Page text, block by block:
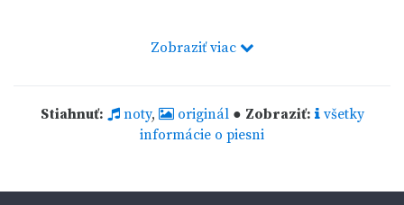
Zobraziť viac
Stiahnuť: noty, originál● Zobraziť: všetky
informácie o piesni